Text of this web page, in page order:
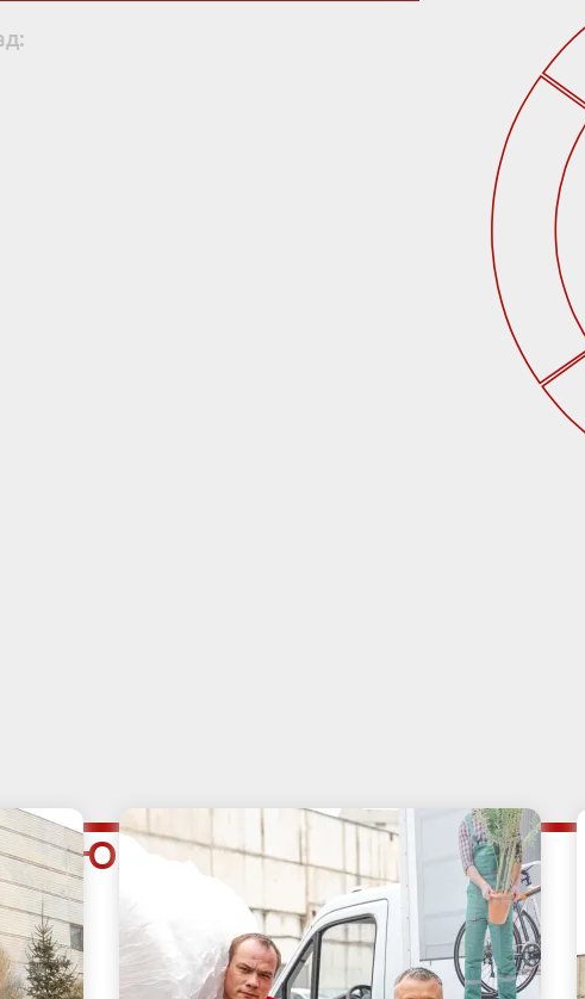
Южное Медведково